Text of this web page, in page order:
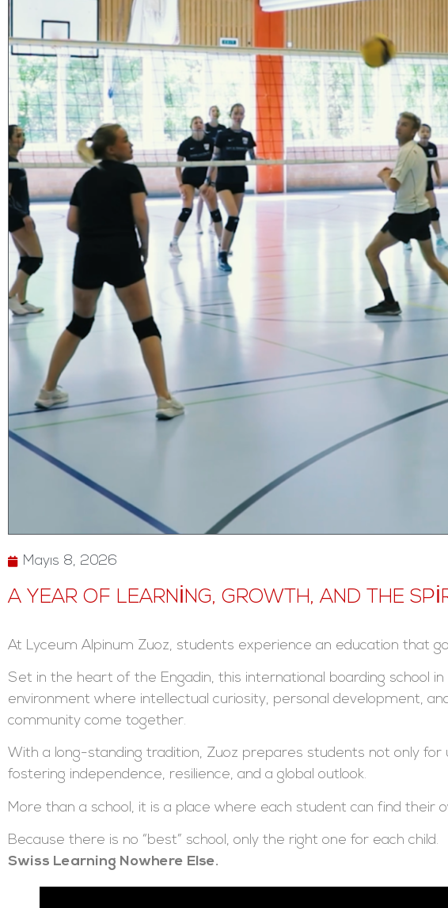
Mayıs 8, 2026
A YEAR OF LEARNING, GROWTH, AND THE
At Lyceum Alpinum Zuoz, students experience an education that
Set in the heart of the Engadin, this international boarding school
environment where intellectual curiosity, personal development,
community come together.
With a long-standing tradition, Zuoz prepares students not only for
fostering independence, resilience, and a global outlook.
More than a school, it is a place where each student can find their
Because there is no “best” school, only the right one for each child.
Swiss Learning Nowhere Else.